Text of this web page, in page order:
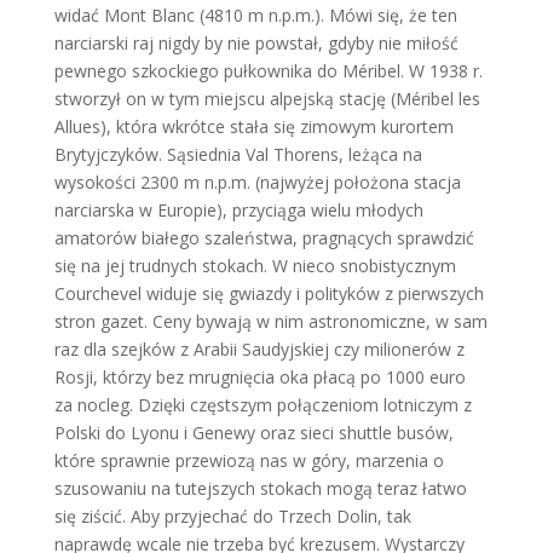
widać Mont Blanc (4810 m n.p.m.). Mówi się, że ten
narciarski raj nigdy by nie powstał, gdyby nie miłość
pewnego szkockiego pułkownika do Méribel. W 1938 r.
stworzył on w tym miejscu alpejską stację (Méribel les
Allues), która wkrótce stała się zimowym kurortem
Brytyjczyków. Sąsiednia Val Thorens, leżąca na
wysokości 2300 m n.p.m. (najwyżej położona stacja
narciarska w Europie), przyciąga wielu młodych
amatorów białego szaleństwa, pragnących sprawdzić
się na jej trudnych stokach. W nieco snobistycznym
Courchevel widuje się gwiazdy i polityków z pierwszych
stron gazet. Ceny bywają w nim astronomiczne, w sam
raz dla szejków z Arabii Saudyjskiej czy milionerów z
Rosji, którzy bez mrugnięcia oka płacą po 1000 euro
za nocleg. Dzięki częstszym połączeniom lotniczym z
Polski do Lyonu i Genewy oraz sieci shuttle busów,
które sprawnie przewiozą nas w góry, marzenia o
szusowaniu na tutejszych stokach mogą teraz łatwo
się ziścić. Aby przyjechać do Trzech Dolin, tak
naprawdę wcale nie trzeba być krezusem. Wystarczy